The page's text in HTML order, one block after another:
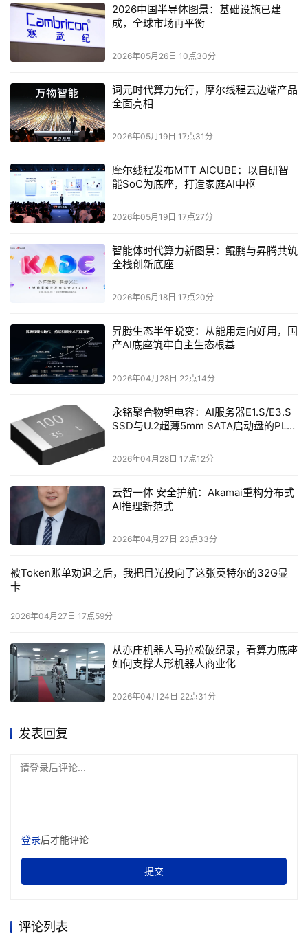
定性，并在外壳设计中加入了内置转换器收纳仓。
外星人PRO
无线游戏鼠
形状设计，
适合多种握
为了确保每个点击都能被迅速捕捉并让每个玩家都能感受到
一致性，全新ALIENWARE外星人PRO无线游戏鼠标采用
ALIENWARE外星人首创的ALIENWARE-Exclusive专属磁
力按键回弹技术，优化按键去抖动时间，并提升双击速度，
同时防止按键粘连。这款鼠标配备最先进的传感器，提供
650 IPS跟踪速度、50G加速度和原生26,000 DPI，可在游
戏全程实现精准一致的追踪。同时兼具耐用性，点击寿命高
玩家也可尽情畅玩。
全新ALIENWARE外星人PRO无线游戏鼠标以卓越性能为玩
•电池续航持久：当轮询率为4KHz时，可提供长达32小时
的电池续航时间 ；当轮询率为1KHz时，可提供长达120小
时的电池续航时间 。通过USB-C接口充电5分钟，即可实现
长达6小时 的畅玩体验（1KHz轮询率）。LED指示灯将在
电量不足时进行提示。
•100%PTFE脚垫：材质耐用，移动手感顺滑流畅。
•金属滚轮设计：品质出众，极致轻巧。
切换配置文件。
•双模连接：可通过2.4GHz无线转换器连接或USB-C超轻
超柔伞绳有线连接。
•节能模式：将轮询率从4KHz降至1KHz，延长续航时间。
•可持续性贡献：采用82%的消费后可回收（PCR）塑料 。
全新ALIENWARE外星人PRO无线游戏键盘 为电竞而生
势应对紧张激烈的比赛或长时间直播。全新ALIENWARE外
星人Pro无线游戏键盘采用75%紧凑布局，体积小巧，满足
了玩家的需求，在节省空间的同时保留必要功能键区，并且
2026中国半导体图景：基础设施已建
成，全球市场再平衡
2026年05月26日 10点30分
词元时代算力先行，摩尔线程云边端产品
全面亮相
2026年05月19日 17点31分
摩尔线程发布MTT AICUBE：以自研智
能SoC为底座，打造家庭AI中枢
2026年05月19日 17点27分
智能体时代算力新图景：鲲鹏与昇腾共筑
全栈创新底座
2026年05月18日 17点20分
昇腾生态半年蜕变：从能用走向好用，国
产AI底座筑牢自主生态根基
2026年04月28日 22点14分
永铭聚合物钽电容：AI服务器E1.S/E3.S
SSD与U.2超薄5mm SATA启动盘的PLP
2026年04月28日 17点12分
云智一体 安全护航：Akamai重构分布式
AI推理新范式
2026年04月27日 23点33分
被Token账单劝退之后，我把目光投向了这张英特尔的32G显
卡
2026年04月27日 17点59分
从亦庄机器人马拉松破纪录，看算力底座
如何支撑人形机器人商业化
2026年04月24日 22点31分
发表回复
请登录后评论...
登录后才能评论
提交
评论列表